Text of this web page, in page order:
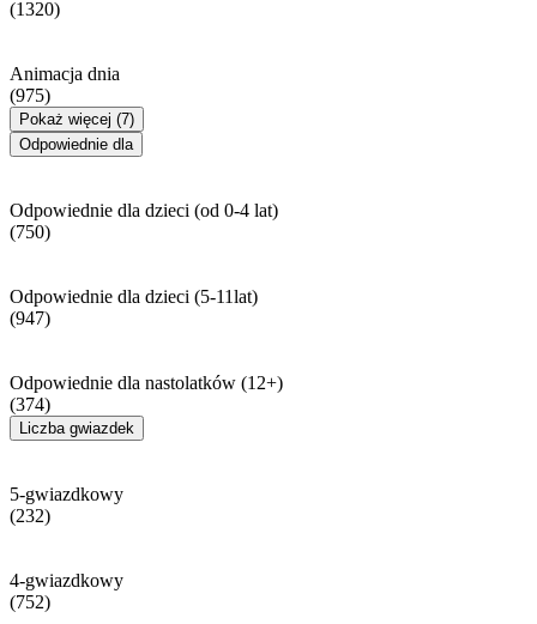
(1320)
Animacja dnia
(975)
Pokaż więcej (7)
Odpowiednie dla
Odpowiednie dla dzieci (od 0-4 lat)
(750)
Odpowiednie dla dzieci (5-11lat)
(947)
Odpowiednie dla nastolatków (12+)
(374)
Liczba gwiazdek
5-gwiazdkowy
(232)
4-gwiazdkowy
(752)